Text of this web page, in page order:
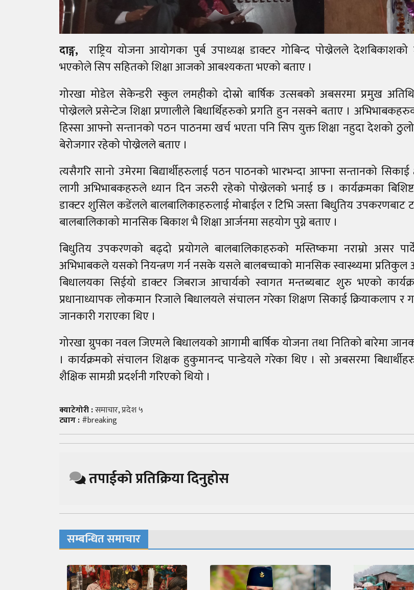
दाङ्ग, राष्ट्रिय योजना आयोगका पुर्ब उपाध्यक्ष डाक्टर गोबिन्द पोख्रेलले देशबिकाशको
भएकोले सिप सहितको शिक्षा आजको आबश्यकता भएको बताए ।
गोरखा मोडेल सेकेन्डरी स्कुल लमहीको दोस्रो बार्षिक उत्सबको अबसरमा प्रमुख
पोख्रेलले प्रसेन्टेज शिक्षा प्रणालीले बिधार्थिहरुको प्रगति हुन नसक्ने बताए ।
हिस्सा आफ्नो सन्तानको पठन पाठनमा खर्च भएता पनि सिप युक्त शिक्षा नहुदा देशको
बेरोजगार रहेको पोख्रेलले बताए ।
त्यसैगरि सानो उमेरमा बिद्यार्थीहरुलाई पठन पाठनको भारभन्दा आफ्ना सन्तानको
लागी अभिभाबकहरुले ध्यान दिन जरुरी रहेको पोख्रेलको भनाई छ । कार्यक्रमका
डाक्टर शुसिल कडेंलले बालबालिकाहरुलाई मोबाईल र टिभि जस्ता बिधुतिय उपकरणबाट
बालबालिकाको मानसिक बिकाश भै शिक्षा आर्जनमा सहयोग पुग्ने बताए ।
बिधुतिय उपकरणको बढ्दो प्रयोगले बालबालिकाहरुको मस्तिष्कमा नराम्रो असर
अभिभाबकले यसको नियन्त्रण गर्न नसके यसले बालबच्चाको मानसिक स्वास्थ्यमा प्रतिकुल
बिधालयका सिईयो डाक्टर जिबराज आचार्यको स्वागत मन्तब्यबाट शुरु भएको
प्रधानाध्यापक लोकमान रिजाले बिधालयले संचालन गरेका शिक्षण सिकाई क्रियाकलाप र
जानकारी गराएका थिए ।
गोरखा ग्रुपका नवल जिएमले बिधालयको आगामी बार्षिक योजना तथा नितिको बारेमा
। कार्यक्रमको संचालन शिक्षक हुकुमानन्द पान्डेयले गरेका थिए । सो अबसरमा
शैक्षिक सामग्री प्रदर्शनी गरिएको थियो ।
क्याटेगोरी :समाचार,प्रदेश ५
ट्याग :#breaking
तपाईको प्रतिक्रिया दिनुहोस
सम्बन्धित समाचार